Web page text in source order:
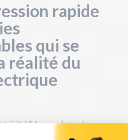
rapide
qui se
réalité du
liée aux énergies